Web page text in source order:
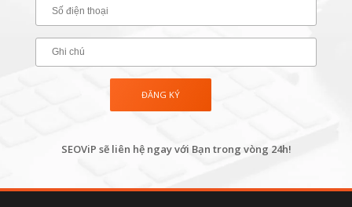
SEOViP sẽ liên hệ ngay với Bạn trong vòng 24h!